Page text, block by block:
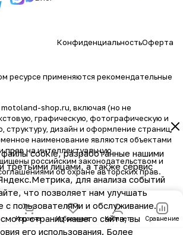
Корзина Избранные Кабинет Сравнение
cookie, разработанные нашими
третьими лицами, а также сервис
для анализа событий
что позволяет нам улучшать
с пользователями и обслуживание.
страниц нашего сайта, вы
его использования. Более
КонфиденциальностьОферта
ресурсе применяются рекомендательные
shop.ru, включая (но не
графическую, фотографическую и
структуру, дизайн и оформление страниц,
наименование являются объектами
прав на интеллектуальную
российским законодательством и
об охране авторских прав.